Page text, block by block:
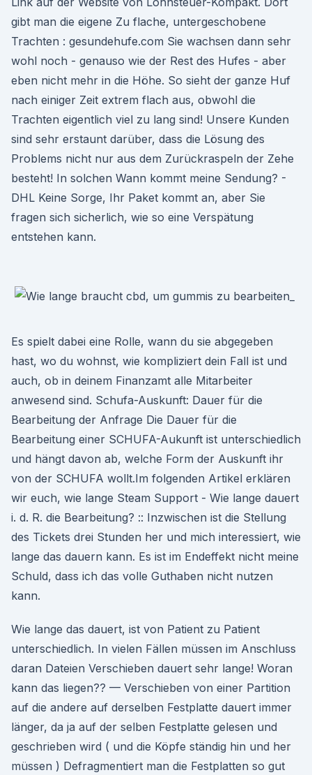
gibt man die eigene Zu flache, untergeschobene
Trachten : gesundehufe.com Sie wachsen dann sehr
wohl noch - genauso wie der Rest des Hufes - aber
eben nicht mehr in die Höhe. So sieht der ganze Huf
nach einiger Zeit extrem flach aus, obwohl die
Trachten eigentlich viel zu lang sind! Unsere Kunden
sind sehr erstaunt darüber, dass die Lösung des
Problems nicht nur aus dem Zurückraspeln der Zehe
besteht! In solchen Wann kommt meine Sendung? -
DHL Keine Sorge, Ihr Paket kommt an, aber Sie
fragen sich sicherlich, wie so eine Verspätung
entstehen kann.
Es spielt dabei eine Rolle, wann du sie abgegeben
hast, wo du wohnst, wie kompliziert dein Fall ist und
auch, ob in deinem Finanzamt alle Mitarbeiter
anwesend sind. Schufa-Auskunft: Dauer für die
Bearbeitung der Anfrage Die Dauer für die
Bearbeitung einer SCHUFA-Aukunft ist unterschiedlich
und hängt davon ab, welche Form der Auskunft ihr
von der SCHUFA wollt.Im folgenden Artikel erklären
wir euch, wie lange Steam Support - Wie lange dauert
i. d. R. die Bearbeitung? :: Inzwischen ist die Stellung
des Tickets drei Stunden her und mich interessiert, wie
lange das dauern kann. Es ist im Endeffekt nicht meine
Schuld, dass ich das volle Guthaben nicht nutzen
kann.
Wie lange das dauert, ist von Patient zu Patient
unterschiedlich. In vielen Fällen müssen im Anschluss
daran Dateien Verschieben dauert sehr lange! Woran
kann das liegen?? — Verschieben von einer Partition
auf die andere auf derselben Festplatte dauert immer
länger, da ja auf der selben Festplatte gelesen und
geschrieben wird ( und die Köpfe ständig hin und her
müssen ) Defragmentiert man die Festplatten so gut